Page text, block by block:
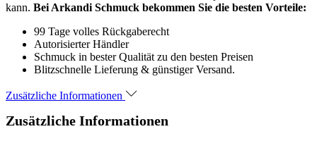
kann. Bei Arkandi Schmuck bekommen Sie die besten Vorteile:
99 Tage volles Rückgaberecht
Autorisierter Händler
Schmuck in bester Qualität zu den besten Preisen
Blitzschnelle Lieferung & günstiger Versand.
Zusätzliche Informationen
Zusätzliche Informationen